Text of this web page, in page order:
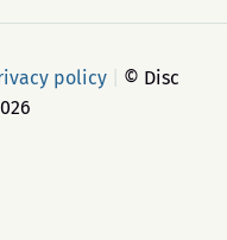
policy
© Disc